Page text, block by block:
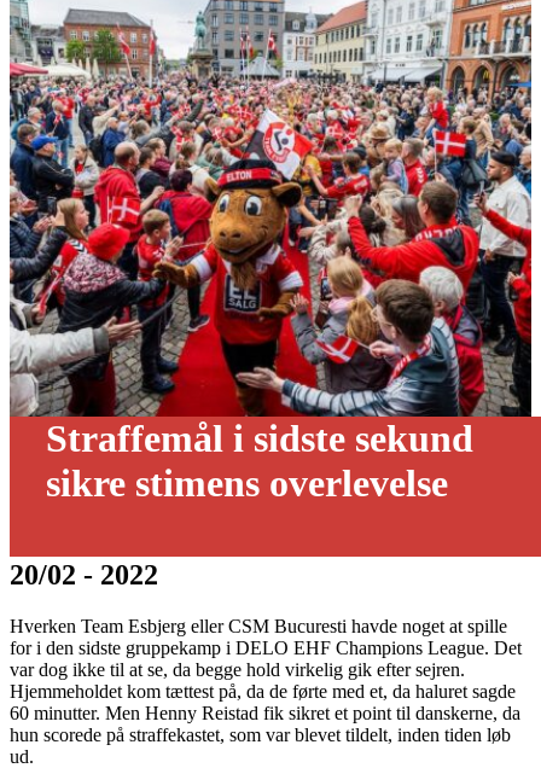
Straffemål i sidste sekund
sikre stimens overlevelse
20/02 - 2022
Hverken Team Esbjerg eller CSM Bucuresti havde noget at spille
for i den sidste gruppekamp i DELO EHF Champions League. Det
var dog ikke til at se, da begge hold virkelig gik efter sejren.
Hjemmeholdet kom tættest på, da de førte med et, da haluret sagde
60 minutter. Men Henny Reistad fik sikret et point til danskerne, da
hun scorede på straffekastet, som var blevet tildelt, inden tiden løb
ud.